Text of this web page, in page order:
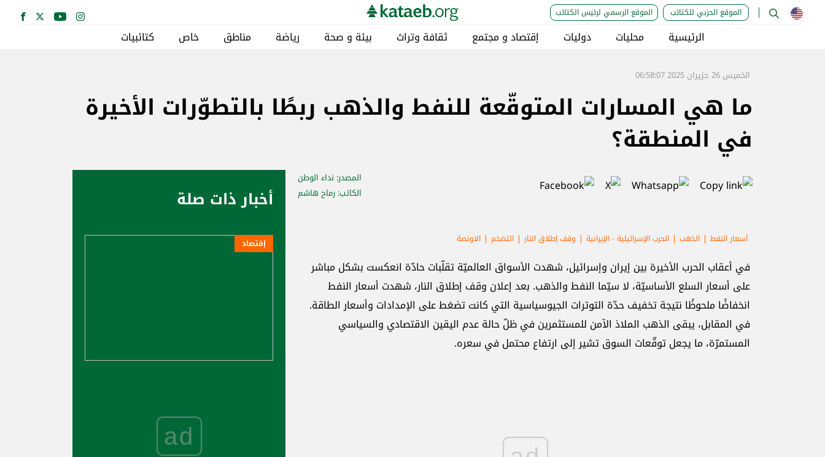
الموقع الحزبي للكتائب الموقع الرسمي لرئيس الكتائب
الرئيسية محليات دوليات إقتصاد و مجتمع ثقافة وتراث بيئة و صحة رياضة مناطق خاص كتائبيات
الخميس 26 حزيران 2025 06:58:07
ما هي المسارات المتوقّعة للنفط والذهب ربطًا بالتطوّرات الأخيرة
في المنطقة؟
المصدر: نداء الوطن
الكاتب: رماح هاشم
أسعار النفط الذهب الحرب الإسرائيلية - الإيرانية وقف إطلاق النار التضخم الاونصة
في أعقاب الحرب الأخيرة بين إيران وإسرائيل، شهدت الأسواق العالميّة تقلّبات حادّة انعكست بشكل مباشر
على أسعار السلع الأساسيّة، لا سيّما النفط والذهب. بعد إعلان وقف إطلاق النار، شهدت أسعار النفط
انخفاضًا ملحوظًا نتيجة تخفيف حدّة التوترات الجيوسياسية التي كانت تضغط على الإمدادات وأسعار الطاقة.
في المقابل، يبقى الذهب الملاذ الآمن للمستثمرين في ظلّ حالة عدم اليقين الاقتصادي والسياسي
المستمرّة، ما يجعل توقّعات السوق تشير إلى ارتفاع محتمل في سعره.
أخبار ذات صلة
إقتصاد
ad